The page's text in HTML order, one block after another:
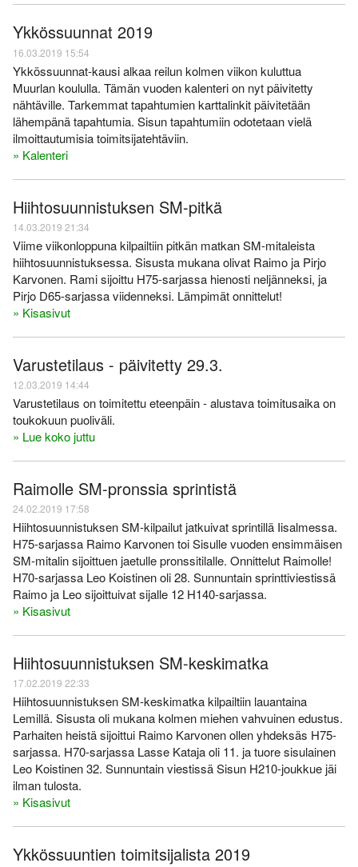
Ykkössuunnat 2019
16.03.2019 15:54
Ykkössuunnat-kausi alkaa reilun kolmen viikon kuluttua
Muurlan koululla. Tämän vuoden kalenteri on nyt päivitetty
nähtäville. Tarkemmat tapahtumien karttalinkit päivitetään
lähempänä tapahtumia. Sisun tapahtumiin odotetaan vielä
ilmoittautumisia toimitsijatehtäviin.
» Kalenteri
Hiihtosuunnistuksen SM-pitkä
14.03.2019 21:34
Viime viikonloppuna kilpailtiin pitkän matkan SM-mitaleista
hiihtosuunnistuksessa. Sisusta mukana olivat Raimo ja Pirjo
Karvonen. Rami sijoittu H75-sarjassa hienosti neljänneksi, ja
Pirjo D65-sarjassa viidenneksi. Lämpimät onnittelut!
» Kisasivut
Varustetilaus - päivitetty 29.3.
12.03.2019 14:44
Varustetilaus on toimitettu eteenpäin - alustava toimitusaika on
toukokuun puoliväli.
» Lue koko juttu
Raimolle SM-pronssia sprintistä
24.02.2019 17:58
Hiihtosuunnistuksen SM-kilpailut jatkuivat sprintillä Iisalmessa.
H75-sarjassa Raimo Karvonen toi Sisulle vuoden ensimmäisen
SM-mitalin sijoittuen jaetulle pronssitilalle. Onnittelut Raimolle!
H70-sarjassa Leo Koistinen oli 28. Sunnuntain sprinttiviestissä
Raimo ja Leo sijoittuivat sijalle 12 H140-sarjassa.
» Kisasivut
Hiihtosuunnistuksen SM-keskimatka
17.02.2019 22:33
Hiihtosuunnistuksen SM-keskimatka kilpailtiin lauantaina
Lemillä. Sisusta oli mukana kolmen miehen vahvuinen edustus.
Parhaiten heistä sijoittui Raimo Karvonen ollen yhdeksäs H75-
sarjassa. H70-sarjassa Lasse Kataja oli 11. ja tuore sisulainen
Leo Koistinen 32. Sunnuntain viestissä Sisun H210-joukkue jäi
ilman tulosta.
» Kisasivut
Ykkössuuntien toimitsijalista 2019